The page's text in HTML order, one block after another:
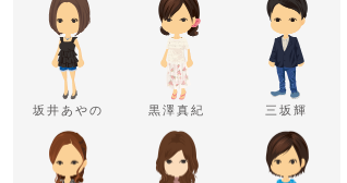
坂井あやの 黒澤真紀 三坂輝